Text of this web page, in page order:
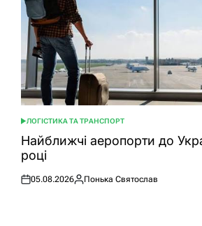
ОПУБЛІКУВАТИ
У
ЛОГІСТИКА ТА ТРАНСПОРТ
Найближчі аеропорти до
році
Оприлюднено
05.08.2026
Опубліковано
Понька Святослав